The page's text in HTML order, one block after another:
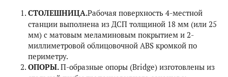
СТОЛЕШНИЦА.Рабочая поверхность 4-местной
станции выполнена из ДСП толщиной 18 мм (или 25
мм) с матовым меламиновым покрытием и 2-
миллиметровой облицовочной ABS кромкой по
периметру.
ОПОРЫ.П-образные опоры (Bridge) изготовлены из